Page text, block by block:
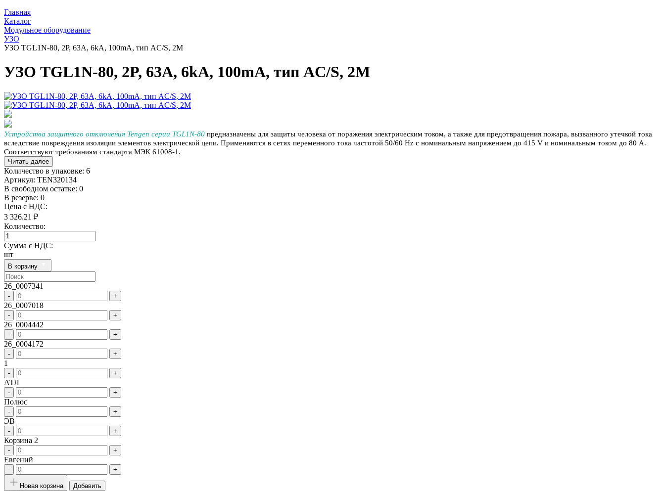
Главная
Каталог
Модульное оборудование
УЗО
УЗО TGL1N-80, 2P, 63A, 6kA, 100mA, тип AC/S, 2M
УЗО TGL1N-80, 2P, 63A, 6kA, 100mA, тип AC/S, 2M
Устройства защитного отключения Tengen серии TGL1N-80 предназначены для защиты человека от поражения электрическим током, а также для предотвращения пожара, вызванного утечкой тока
вследствие повреждения изоляции элементов электрической цепи. Применяются в сетях переменного тока частотой 50/60 Hz с номинальным напряжением до 415 V и номинальным током до 80 А.
Соответствуют требованиям стандарта МЭК 61008-1.
Читать далее
Количество в упаковке: 6
Артикул: TEN320134
В свободном остатке: 0
В резерве: 0
Цена с НДС:
3 326.21 ₽
Количество:
Сумма с НДС:
шт
В корзину
26_0007341
- +
26_0007018
- +
26_0004442
- +
26_0004172
- +
1
- +
АТЛ
- +
Полюс
- +
ЭВ
- +
Корзина 2
- +
Евгений
- +
Новая корзина Добавить